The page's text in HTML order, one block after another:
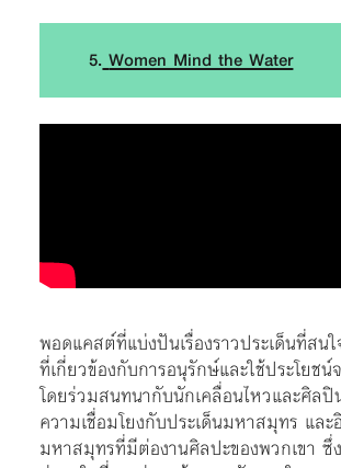
5. Women Mind the Water
พอดแคสต์ที่แบ่งปันเรื่องราวประเด็นที่สน
ที่เกี่ยวข้องกับการอนุรักษ์และใช้ประโยช
โดยร่วมสนทนากับนักเคลื่อนไหวและศิล
ความเชื่อมโยงกับประเด็นมหาสมุทร แล
มหาสมุทรที่มีต่องานศิลปะของพวกเขา ซึ่ง